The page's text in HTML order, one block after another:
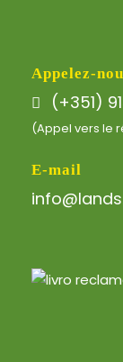
Appelez-
(+351)
(Appel vers le
E-mail